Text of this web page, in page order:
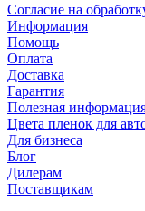
Согласие на
Информация
Помощь
Оплата
Доставка
Гарантия
Полезная
Цвета пленок для
Для бизнеса
Блог
Дилерам
Поставщикам